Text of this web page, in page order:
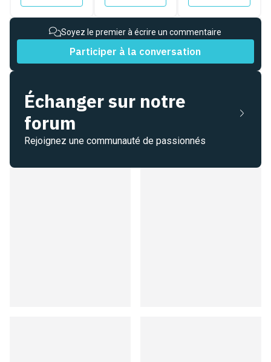
Soyez le premier à écrire un commentaire
Participer à la conversation
Échanger sur notre
forum
Rejoignez une communauté de passionnés